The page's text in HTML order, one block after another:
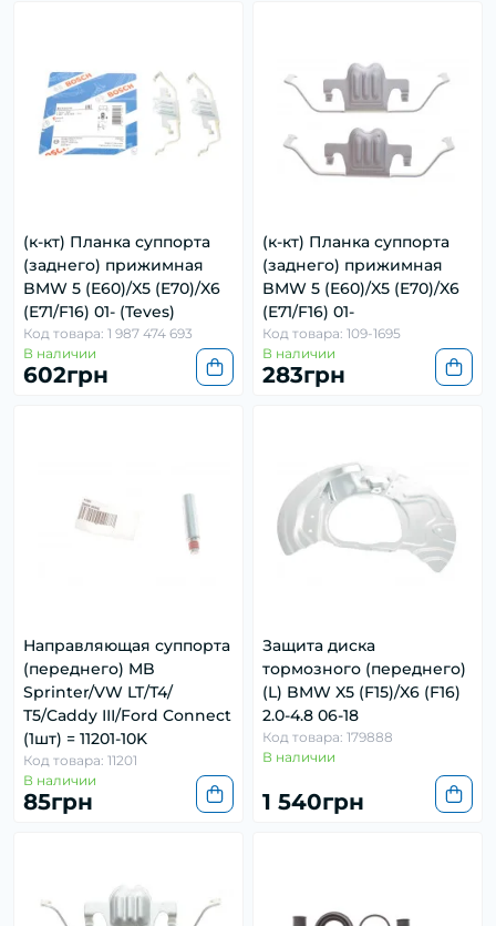
(к-кт) Планка суппорта
(заднего) прижимная
BMW 5 (E60)/X5 (E70)/X6
(E71/F16) 01- (Teves)
Код товара: 1 987 474 693
В наличии
602грн
(к-кт) Планка суппорта
(заднего) прижимная
BMW 5 (E60)/X5 (E70)/X6
(E71/F16) 01-
Код товара: 109-1695
В наличии
283грн
Направляющая суппорта
(переднего) MB
Sprinter/VW LT/Т4/
Т5/Caddy ІІІ/Ford Connect
(1шт) = 11201-10K
Код товара: 11201
В наличии
85грн
Защита диска
тормозного (переднего)
(L) BMW X5 (F15)/X6 (F16)
2.0-4.8 06-18
Код товара: 179888
В наличии
1 540грн